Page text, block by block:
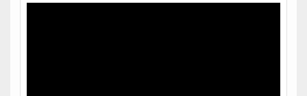
Video-